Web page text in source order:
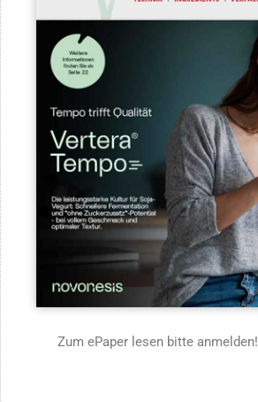
Zum ePaper lesen bitte anmelden!